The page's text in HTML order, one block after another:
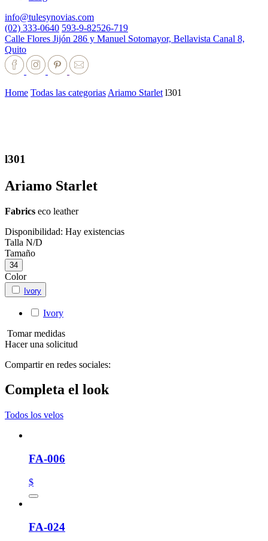
info@tulesynovias.com
(02) 333-0640 593-9-82526-719
Calle Flores Jijón 286 y Manuel Sotomayor, Bellavista Canal 8,
Quito
Home Todas las categorias Ariamo Starlet l301
l301
Ariamo Starlet
Fabrics eco leather
Disponibilidad: Hay existencias
Talla N/D
Tamaño
34
Color
Ivory
Ivory
Tomar medidas
Hacer una solicitud
Compartir en redes sociales:
Completa el look
Todos los velos
FA-006
$
FA-024